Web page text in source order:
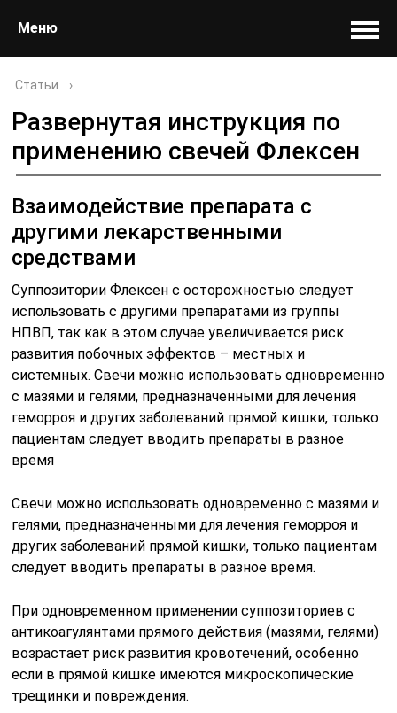
Меню
Статьи ›
Развернутая инструкция по
применению свечей Флексен
Взаимодействие препарата с
другими лекарственными
средствами
Суппозитории Флексен с осторожностью следует
использовать с другими препаратами из группы
НПВП, так как в этом случае увеличивается риск
развития побочных эффектов – местных и
системных. Свечи можно использовать одновременно
с мазями и гелями, предназначенными для лечения
геморроя и других заболеваний прямой кишки, только
пациентам следует вводить препараты в разное
время
Свечи можно использовать одновременно с мазями и
гелями, предназначенными для лечения геморроя и
других заболеваний прямой кишки, только пациентам
следует вводить препараты в разное время.
При одновременном применении суппозиториев с
антикоагулянтами прямого действия (мазями, гелями)
возрастает риск развития кровотечений, особенно
если в прямой кишке имеются микроскопические
трещинки и повреждения.